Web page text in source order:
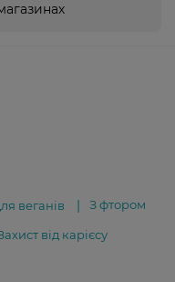
веганів З фтором
від карієсу